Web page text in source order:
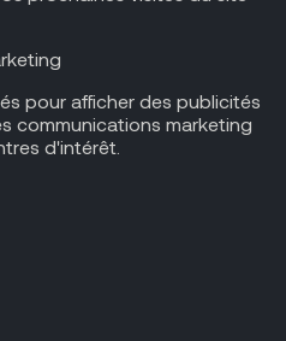
pour afficher des publicités
communications marketing
d'intérêt.